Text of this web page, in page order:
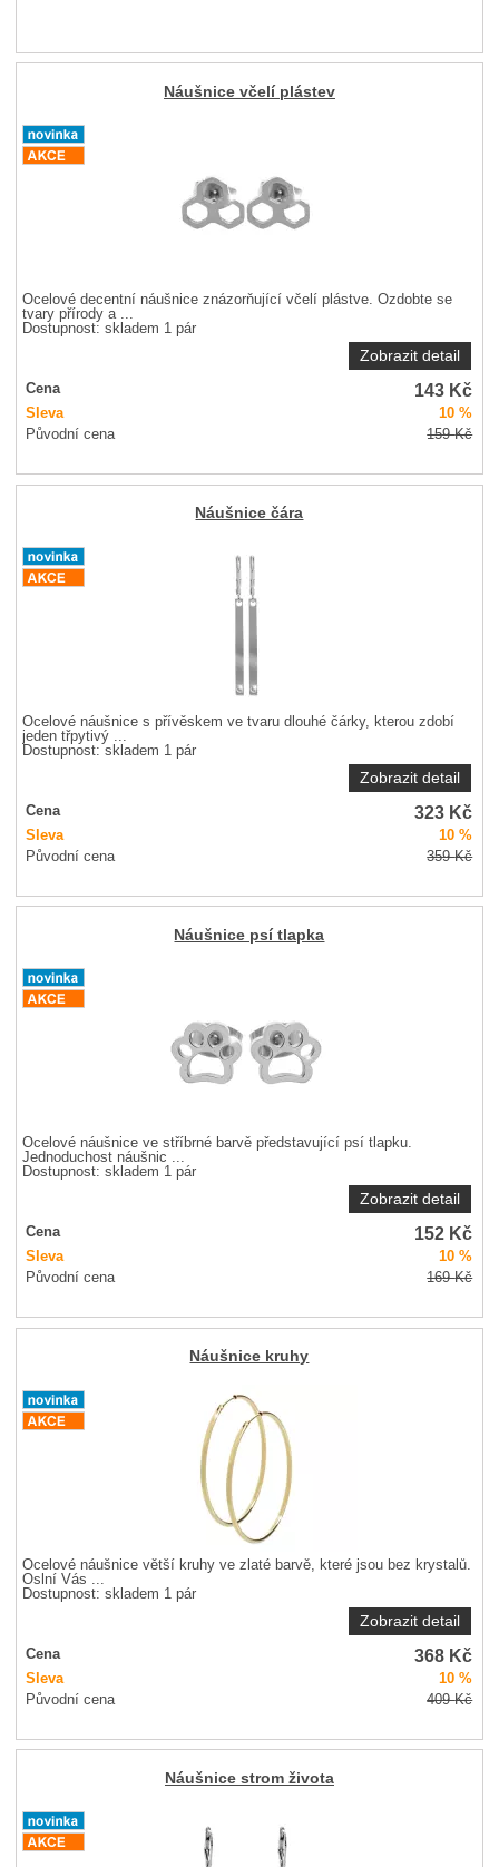
Náušnice včelí plástev
Ocelové decentní náušnice znázorňující včelí plástve. Ozdobte se
tvary přírody a ...
Dostupnost:skladem 1 pár
Zobrazit detail
Cena 143 Kč
Sleva
10 %
Původní cena
159Kč
Náušnice čára
Ocelové náušnice s přívěskem ve tvaru dlouhé čárky, kterou zdobí
jeden třpytivý ...
Dostupnost:skladem 1 pár
Zobrazit detail
Cena 323 Kč
Sleva
10 %
Původní cena
359Kč
Náušnice psí tlapka
Ocelové náušnice ve stříbrné barvě představující psí tlapku.
Jednoduchost náušnic ...
Dostupnost:skladem 1 pár
Zobrazit detail
Cena 152 Kč
Sleva
10 %
Původní cena
169Kč
Náušnice kruhy
Ocelové náušnice větší kruhy ve zlaté barvě, které jsou bez krystalů.
Oslní Vás ...
Dostupnost:skladem 1 pár
Zobrazit detail
Cena 368 Kč
Sleva
10 %
Původní cena
409Kč
Náušnice strom života